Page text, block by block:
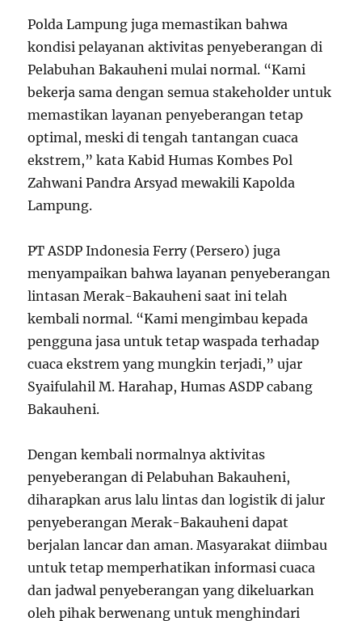
Polda Lampung juga memastikan bahwa
kondisi pelayanan aktivitas penyeberangan di
Pelabuhan Bakauheni mulai normal. “Kami
bekerja sama dengan semua stakeholder untuk
memastikan layanan penyeberangan tetap
optimal, meski di tengah tantangan cuaca
ekstrem,” kata Kabid Humas Kombes Pol
Zahwani Pandra Arsyad mewakili Kapolda
Lampung.
PT ASDP Indonesia Ferry (Persero) juga
menyampaikan bahwa layanan penyeberangan
lintasan Merak-Bakauheni saat ini telah
kembali normal. “Kami mengimbau kepada
pengguna jasa untuk tetap waspada terhadap
cuaca ekstrem yang mungkin terjadi,” ujar
Syaifulahil M. Harahap, Humas ASDP cabang
Bakauheni.
Dengan kembali normalnya aktivitas
penyeberangan di Pelabuhan Bakauheni,
diharapkan arus lalu lintas dan logistik di jalur
penyeberangan Merak-Bakauheni dapat
berjalan lancar dan aman. Masyarakat diimbau
untuk tetap memperhatikan informasi cuaca
dan jadwal penyeberangan yang dikeluarkan
oleh pihak berwenang untuk menghindari